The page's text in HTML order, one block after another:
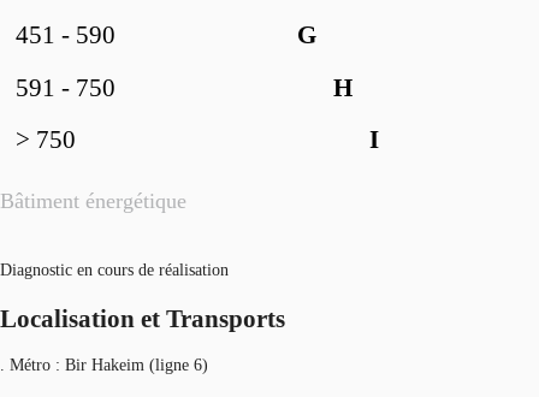
Bâtiment énergétique
G
451 - 590
H
591 - 750
I
> 750
Diagnostic en cours de réalisation
Localisation et Transports
. Métro : Bir Hakeim (ligne 6)